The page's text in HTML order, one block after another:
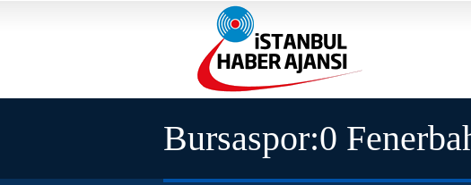
Bursaspor:0